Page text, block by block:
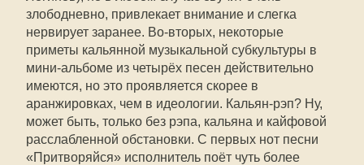
злободневно, привлекает внимание и слегка
нервирует заранее. Во-вторых, некоторые
приметы кальянной музыкальной субкультуры в
мини-альбоме из четырёх песен действительно
имеются, но это проявляется скорее в
аранжировках, чем в идеологии. Кальян-рэп? Ну,
может быть, только без рэпа, кальяна и кайфовой
расслабленной обстановки. С первых нот песни
«Притворяйся» исполнитель поёт чуть более